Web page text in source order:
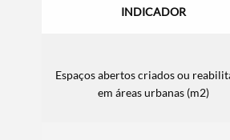
INDICADOR
Espaços abertos criados ou
em áreas urbanas (m2)